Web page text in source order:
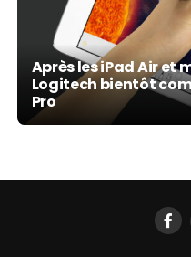
Après les iPad Air et
Logitech bientôt
Pro